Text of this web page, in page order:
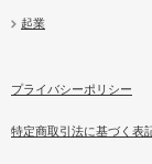
起業
プライバシーポリシー
特定商取引法に基づく表